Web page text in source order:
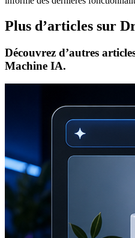
Plus d’articles sur
Découvrez d’autres
Machine IA.